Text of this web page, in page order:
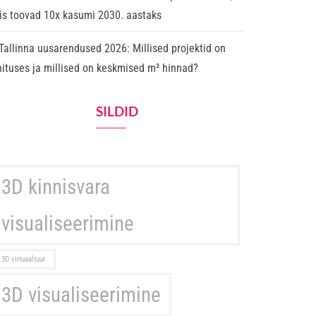
toovad 10x kasumi 2030. aastaks
uusarendused 2026: Millised projektid on
ja millised on keskmised m² hinnad?
SILDID
3D kinnisvara
visualiseerimine
3D virtuaaltuur
3D visualiseerimine